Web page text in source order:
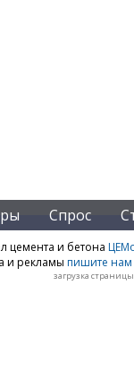
Спрос
цемента и бетона
и рекламы пишите нам
загрузка